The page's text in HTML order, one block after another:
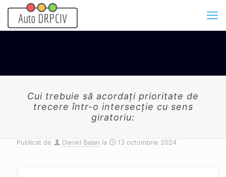
Cui trebuie să acordați prioritate de
trecere într-o intersecție cu sens
giratoriu:
Publicat de Daniel Balan la 13 octombrie 2024